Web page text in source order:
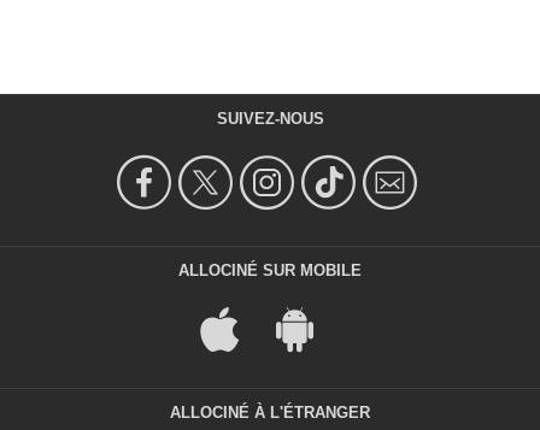
SUIVEZ-NOUS
ALLOCINÉ SUR MOBILE
ALLOCINÉ À L'ÉTRANGER